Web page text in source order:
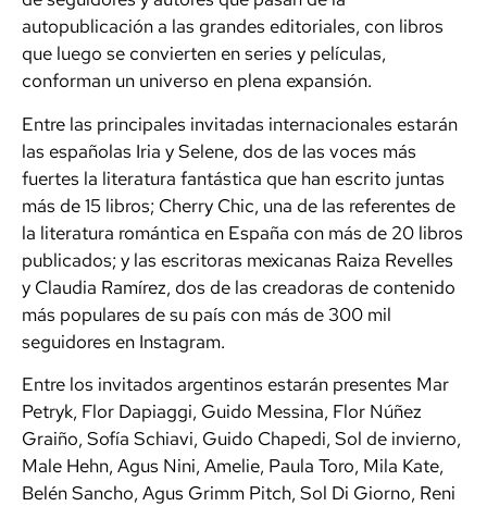
autopublicación a las grandes editoriales, con libros
que luego se convierten en series y películas,
conforman un universo en plena expansión.
Entre las principales invitadas internacionales estarán
las españolas Iria y Selene, dos de las voces más
fuertes la literatura fantástica que han escrito juntas
más de 15 libros; Cherry Chic, una de las referentes de
la literatura romántica en España con más de 20 libros
publicados; y las escritoras mexicanas Raiza Revelles
y Claudia Ramírez, dos de las creadoras de contenido
más populares de su país con más de 300 mil
seguidores en Instagram.
Entre los invitados argentinos estarán presentes Mar
Petryk, Flor Dapiaggi, Guido Messina, Flor Núñez
Graiño, Sofía Schiavi, Guido Chapedi, Sol de invierno,
Male Hehn, Agus Nini, Amelie, Paula Toro, Mila Kate,
Belén Sancho, Agus Grimm Pitch, Sol Di Giorno, Reni